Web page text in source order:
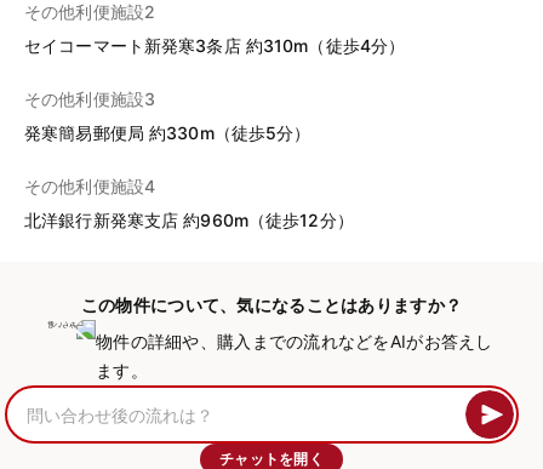
その他利便施設2
セイコーマート新発寒3条店 約310m（徒歩4分）
その他利便施設3
発寒簡易郵便局 約330m（徒歩5分）
その他利便施設4
北洋銀行新発寒支店 約960m（徒歩12分）
この物件について、気になることはありますか？
物件の詳細や、購入までの流れなどをAIがお答えし
ます。
チャットを開く